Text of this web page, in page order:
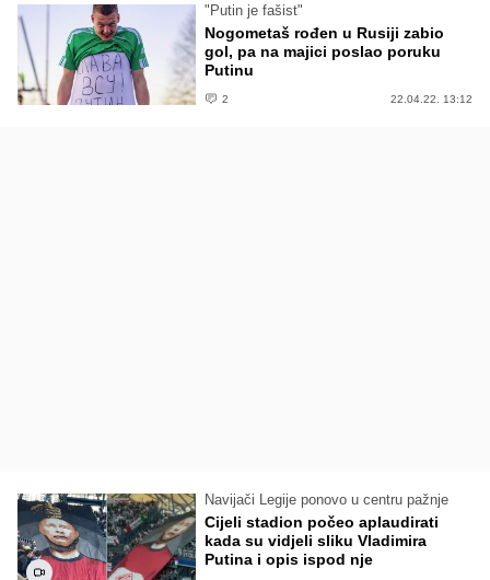
"Putin je fašist"
Nogometaš rođen u Rusiji zabio
gol, pa na majici poslao poruku
Putinu
2 22.04.22. 13:12
Navijači Legije ponovo u centru pažnje
Cijeli stadion počeo aplaudirati
kada su vidjeli sliku Vladimira
Putina i opis ispod nje